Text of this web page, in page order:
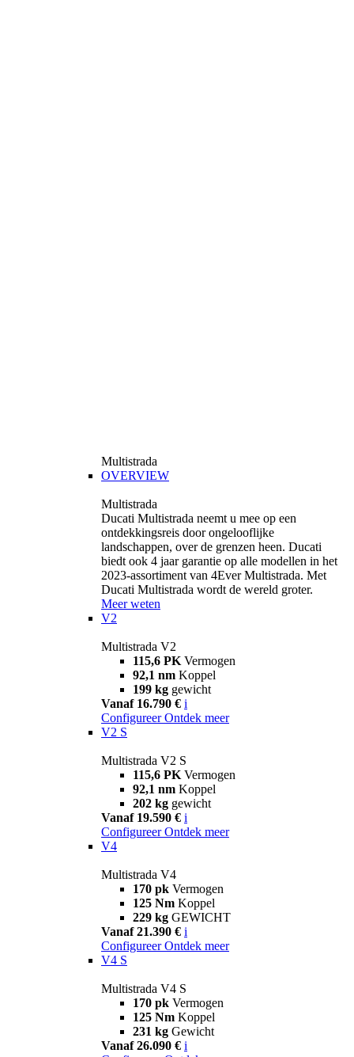
Multistrada
OVERVIEW
Multistrada
Ducati Multistrada neemt u mee op een
ontdekkingsreis door ongelooflijke
landschappen, over de grenzen heen. Ducati
biedt ook 4 jaar garantie op alle modellen in het
2023-assortiment van 4Ever Multistrada. Met
Ducati Multistrada wordt de wereld groter.
Meer weten
V2
Multistrada V2
115,6 PK Vermogen
92,1 nm Koppel
199 kg gewicht
Vanaf 16.790 € i
Configureer Ontdek meer
V2 S
Multistrada V2 S
115,6 PK Vermogen
92,1 nm Koppel
202 kg gewicht
Vanaf 19.590 € i
Configureer Ontdek meer
V4
Multistrada V4
170 pk Vermogen
125 Nm Koppel
229 kg GEWICHT
Vanaf 21.390 € i
Configureer Ontdek meer
V4 S
Multistrada V4 S
170 pk Vermogen
125 Nm Koppel
231 kg Gewicht
Vanaf 26.090 € i